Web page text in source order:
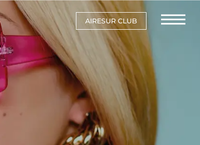
AIRESUR CLUB